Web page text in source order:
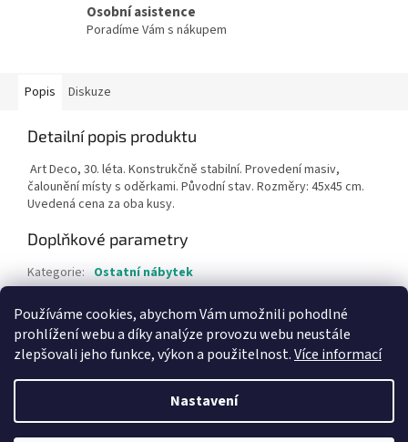
Používáme cookies, abychom Vám umožnili pohodlné
prohlížení webu a díky analýze provozu webu neustále
zlepšovali jeho funkce, výkon a použitelnost.Více informací
Nastavení
Osobní asistence
Poradíme Vám s nákupem
Popis Diskuze
Detailní popis produktu
Art Deco, 30. léta. Konstrukčně stabilní. Provedení masiv,
čalounění místy s oděrkami. Původní stav. Rozměry: 45x45 cm.
Uvedená cena za oba kusy.
Doplňkové parametry
Kategorie: Ostatní nábytek
Položka byla vyprodána…
Vytvořil Shoptet